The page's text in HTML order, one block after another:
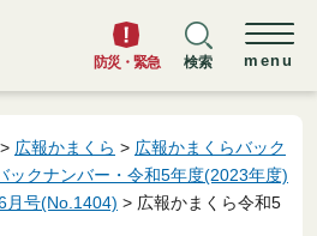
防災・緊急 検索 menu
> 広報かまくら > 広報かまくらバック
ックナンバー・令和5年度(2023年度)
月号(No.1404) > 広報かまくら令和5